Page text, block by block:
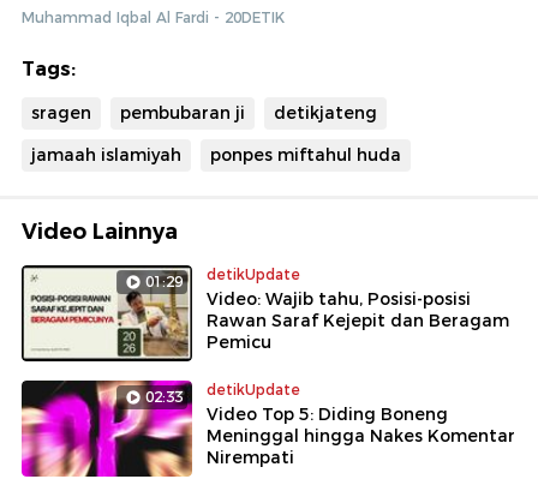
Muhammad Iqbal Al Fardi - 20DETIK
Tags:
sragen pembubaran ji
detikjateng
jamaah islamiyah
ponpes miftahul huda
Video Lainnya
01:29 detikUpdate
Video: Wajib tahu, Posisi-posisi
Rawan Saraf Kejepit dan Beragam
Pemicu
02:33 detikUpdate
Video Top 5: Diding Boneng
Meninggal hingga Nakes Komentar
Nirempati